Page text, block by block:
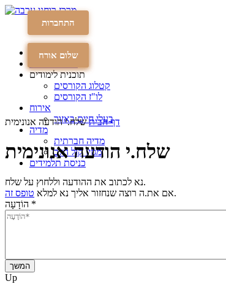
תרומה
התחברות
עמוד הבית
תוכנית לימודים
קטלוג הקורסים
לו"ז הקורסים
אירוח
בעלי חיים באזור
מדיה
מדיה חברתית
מגזין קול הלב
כניסת תלמידים
דף הבית שלח.י הודעה אנונימית
שלח.י הודעה אנונימית
נא לכתוב את ההודעה וללחוץ על שלח.
אם את.ה רוצה שנחזור אליך נא למלא טופס זה
.
*
Up
תרומה
שלום אורח